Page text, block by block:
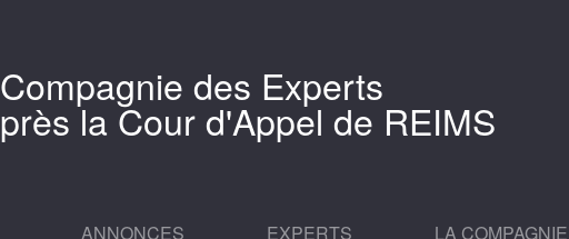
Compagnie des Experts
près la Cour d'Appel de REIMS
ANNONCES EXPERTS LA COMPAGNIE